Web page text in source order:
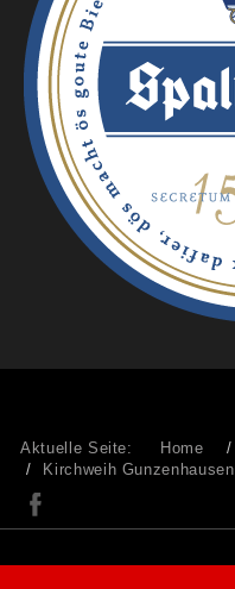
Aktuelle Seite: Home
Kirchweih Gunzenhausen